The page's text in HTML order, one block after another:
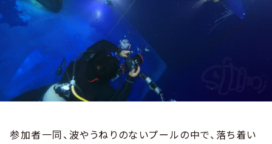
参加者一同、波やうねりのないプールの中で、落ち着い